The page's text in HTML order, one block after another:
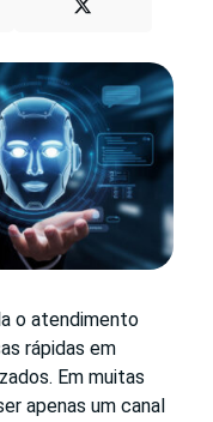
o atendimento
rápidas em
Em muitas
apenas um canal